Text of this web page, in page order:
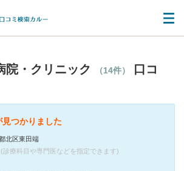
院・クリニック （14件）
口コ
つかりました
北区東田端
診療科目や専門医などを指定できます)